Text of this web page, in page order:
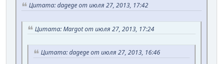
Цитата: dagege от июля 27, 2013, 17:42
Цитата: Margot от июля 27, 2013, 17:24
Цитата: dagege от июля 27, 2013, 16:46